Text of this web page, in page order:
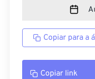
Copiar para a
Copiar link